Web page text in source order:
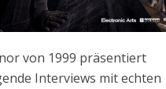
von 1999 präsentiert
Interviews mit echten